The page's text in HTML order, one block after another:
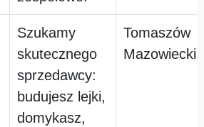
Szukamy
skutecznego
sprzedawcy:
budujesz lejki,
domykasz,
Tomaszów
Mazowiecki